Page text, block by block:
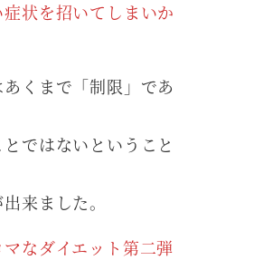
状を招いてしまいか
くまで「制限」であ
とではないということ
来ました。
なダイエット第二弾